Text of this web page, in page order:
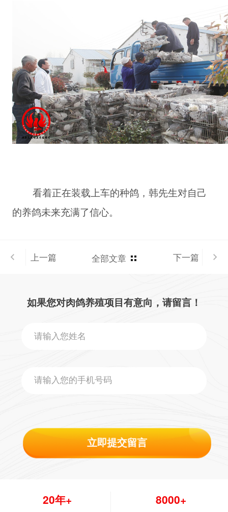
看着正在装载上车的种鸽，韩先生对自己
的养鸽未来充满了信心。
上一篇 全部文章 下一篇
如果您对肉鸽养殖项目有意向，请留言！
立即提交留言
20年+ 8000+